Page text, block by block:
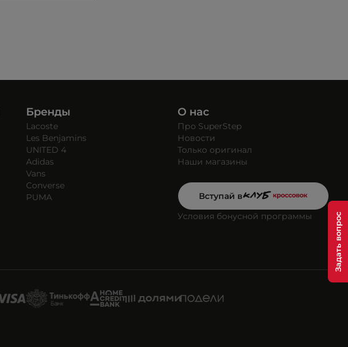
Бренды
Lacoste
Les Benjamins
UNITED 4
Adidas
Vans
Converse
PUMA
О нас
Про SuperStep
Новости
Только оригинал
Наши магазины
Вступай в
Условия бонусной программы